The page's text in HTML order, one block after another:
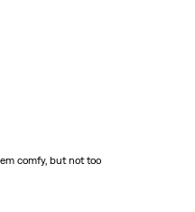
comfy, but not too